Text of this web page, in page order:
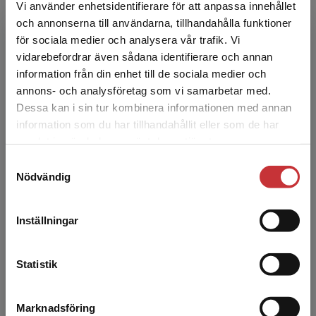
Vi använder enhetsidentifierare för att anpassa innehållet
och annonserna till användarna, tillhandahålla funktioner
för sociala medier och analysera vår trafik. Vi
vidarebefordrar även sådana identifierare och annan
information från din enhet till de sociala medier och
annons- och analysföretag som vi samarbetar med.
Dessa kan i sin tur kombinera informationen med annan
information som du har tillhandahållit eller som de har
Nödvändig
Inställningar
Statistik
Marknadsföring
Begränsad fraktregion
Det verkar som att du besöker
studentlitteratur.se via en enhet utanför Sverige.
Vi erbjuder inte leveranser utanför Sverige. För
att kunna slutföra ett köp måste
och den kliniska tillämpningen av ny kunskap
inom området får al...
441 krinkl. moms
Exkl. moms: 416 kr
Smärta och smärtbehandling hos barn
och ungdomar
fortsätter att utvecklas som kunskapsområde
och den kliniska tillämpningen av ny kunskap
Alfvén, Gösta (red.)